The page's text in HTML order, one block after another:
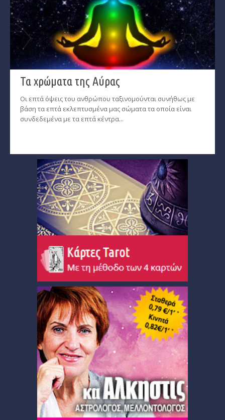
Τα χρώματα της Αύρας
Οι επτά όψεις του ανθρώπου ταξινομούνται συνήθως με
βάση τα επτά εκλεπτυσμένα μας σώματα τα οποία είναι
συνδεδεμένα με τα επτά κέντρα...